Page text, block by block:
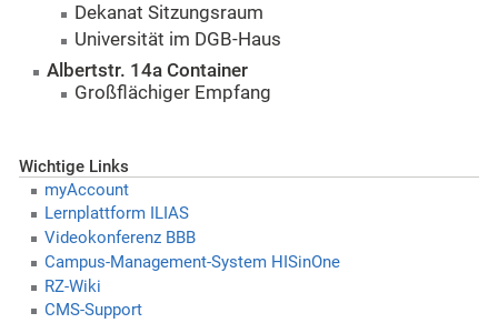
Dekanat Sitzungsraum
Universität im DGB-Haus
Albertstr. 14a Container
Großflächiger Empfang
Wichtige Links
myAccount
Lernplattform ILIAS
Videokonferenz BBB
Campus-Management-System HISinOne
RZ-Wiki
CMS-Support